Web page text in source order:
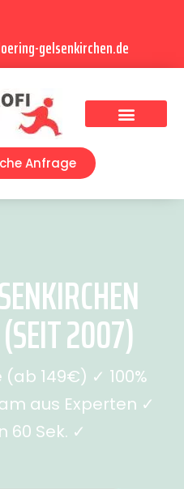
gelsenkirchen.de
Anfrage
2007)
149€) ✓ 100%
aus Experten ✓
60 Sek. ✓